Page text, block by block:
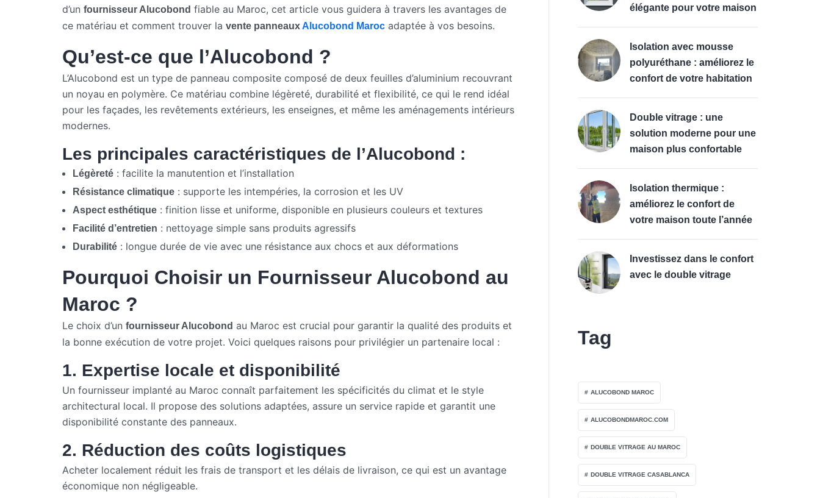
d’un fournisseur Alucobond fiable au Maroc, cet article vous guidera à travers les avantages de
ce matériau et comment trouver la vente panneauxAlucobond Maroc adaptée à vos besoins.
Qu’est-ce que l’Alucobond ?
L’Alucobond est un type de panneau composite composé de deux feuilles d’aluminium recouvrant
un noyau en polymère. Ce matériau combine légèreté, durabilité et flexibilité, ce qui le rend idéal
pour les façades, les revêtements extérieurs, les enseignes, et même les aménagements intérieurs
modernes.
Les principales caractéristiques de l’Alucobond :
Légèreté : facilite la manutention et l’installation
Résistance climatique : supporte les intempéries, la corrosion et les UV
Aspect esthétique : finition lisse et uniforme, disponible en plusieurs couleurs et textures
Facilité d’entretien : nettoyage simple sans produits agressifs
Durabilité : longue durée de vie avec une résistance aux chocs et aux déformations
Pourquoi Choisir un Fournisseur Alucobond au
Maroc ?
Le choix d’un fournisseur Alucobond au Maroc est crucial pour garantir la qualité des produits et
la bonne exécution de votre projet. Voici quelques raisons pour privilégier un partenaire local :
1. Expertise locale et disponibilité
Un fournisseur implanté au Maroc connaît parfaitement les spécificités du climat et le style
architectural local. Il propose des solutions adaptées, assure un service rapide et garantit une
disponibilité constante des panneaux.
2. Réduction des coûts logistiques
Acheter localement réduit les frais de transport et les délais de livraison, ce qui est un avantage
économique non négligeable.
élégante pour votre maison
Isolation avec mousse
polyuréthane : améliorez le
confort de votre habitation
Double vitrage : une
solution moderne pour une
maison plus confortable
Isolation thermique :
améliorez le confort de
votre maison toute l’année
Investissez dans le confort
avec le double vitrage
Tag
ALUCOBOND MAROC
ALUCOBONDMAROC.COM
DOUBLE VITRAGE AU MAROC
DOUBLE VITRAGE CASABLANCA